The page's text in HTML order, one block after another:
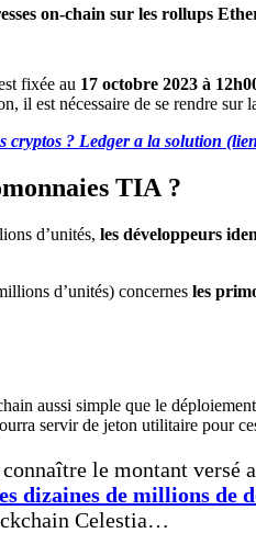
on-chain sur les rollups
fixée au 17 octobre 2023 à
il est nécessaire de se rendre sur
cryptos ? Ledger a la solution
TIA ?
d’unités, les développeurs
d’unités) concernes les
aussi simple que le
servir de jeton utilitaire pour
le montant versé
dizaines de millions de
Celestia…